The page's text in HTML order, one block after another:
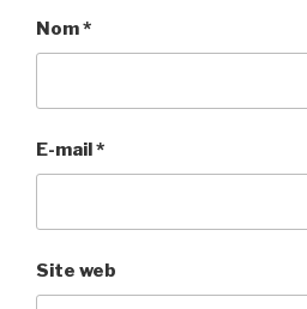
Nom*
E-mail *
Site web